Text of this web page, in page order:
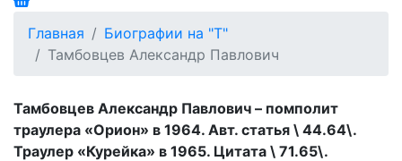
Главная
Биографии на "Т"
Тамбовцев Александр Павлович
Тамбовцев Александр Павлович – помполит
траулера «Орион» в 1964. Авт. статья \ 44.64\.
Траулер «Курейка» в 1965. Цитата \ 71.65\.